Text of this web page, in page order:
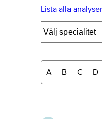
Lista alla analyser
A B C D